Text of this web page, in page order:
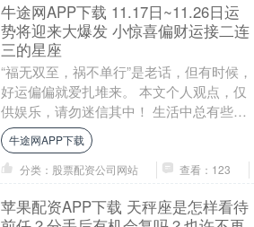
牛途网APP下载 11.17日~11.26日运
势将迎来大爆发 小惊喜偏财运接二连
三的星座
“福无双至，祸不单行”是老话，但有时候，
好运偏偏就爱扎堆来。 本文个人观点，仅
供娱乐，请勿迷信其中！ 生活中总有些日
子，感觉做什么都顺手，走路捡到钱、随
手买的彩....
牛途网APP下载
分类：股票配资公司网站
查看：123
苹果配资APP下载 天秤座是怎样看待